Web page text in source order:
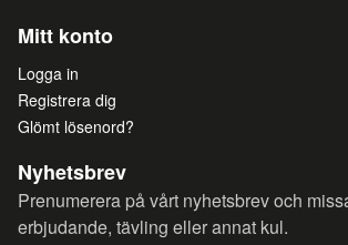
Mitt konto
Logga in
Registrera dig
Glömt lösenord?
Nyhetsbrev
Prenumerera på vårt nyhetsbrev och
erbjudande, tävling eller annat kul.